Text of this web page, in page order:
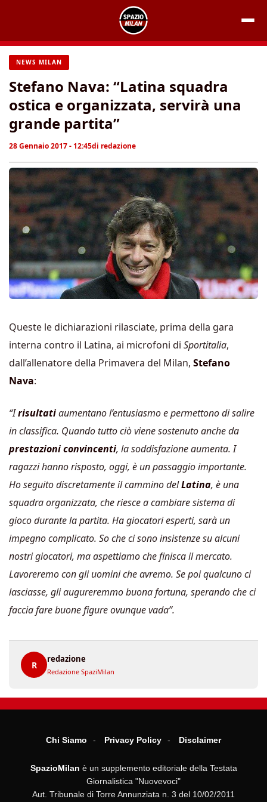
contenuto
NEWS MILAN
Stefano Nava: “Latina squadra
ostica e organizzata, servirà una
grande partita”
28 Gennaio 2017 - 12:45di redazione
Queste le dichiarazioni rilasciate, prima della gara
interna contro il Latina, ai microfoni di Sportitalia,
dall’allenatore della Primavera del Milan, Stefano
Nava:
“Irisultatiaumentano l’entusiasmo e permettono di salire
in classifica. Quando tutto ciò viene sostenuto anche da
prestazioni convincenti, la soddisfazione aumenta. I
ragazzi hanno risposto, oggi, è un passaggio importante.
Ho seguito discretamente il cammino delLatina, è una
squadra organizzata, che riesce a cambiare sistema di
gioco durante la partita. Ha giocatori esperti, sarà un
impegno complicato. So che ci sono insistenze su alcuni
nostri giocatori, ma aspettiamo che finisca il mercato.
Lavoreremo con gli uomini che avremo. Se poi qualcuno ci
lasciasse, gli augureremmo buona fortuna, sperando che ci
faccia fare buone figure ovunque vada”.
R
redazione
Redazione SpaziMilan
Chi Siamo Privacy Policy Disclaimer
SpazioMilan è un supplemento editoriale della Testata
Giornalistica "Nuovevoci"
Aut. Tribunale di Torre Annunziata n. 3 del 10/02/2011